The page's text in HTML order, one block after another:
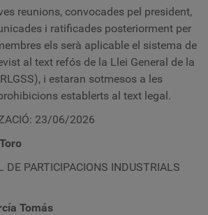
reunions, convocades pel president,
i ratificades posteriorment per
els serà aplicable el sistema de
al text refós de la Llei General de la
i estaran sotmesos a les
establerts al text legal.
23/06/2026
DE PARTICIPACIONS INDUSTRIALS
Tomás